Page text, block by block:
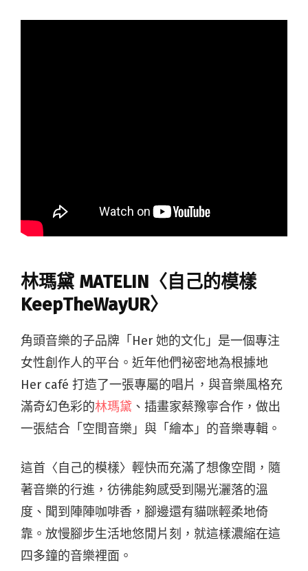
林瑪黛 MATELIN〈自己的模樣
KeepTheWayUR〉
角頭音樂的子品牌「Her 她的文化」是一個專注
女性創作人的平台。近年他們祕密地為根據地
Her café 打造了一張專屬的唱片，與音樂風格充
滿奇幻色彩的林瑪黛 、插畫家蔡豫寧合作，做出
一張結合「空間音樂」與「繪本」的音樂專輯。
這首〈自己的模樣〉輕快而充滿了想像空間，隨
著音樂的行進，彷彿能夠感受到陽光灑落的溫
度、聞到陣陣咖啡香，腳邊還有貓咪輕柔地倚
靠。放慢腳步生活地悠閒片刻，就這樣濃縮在這
四多鐘的音樂裡面。